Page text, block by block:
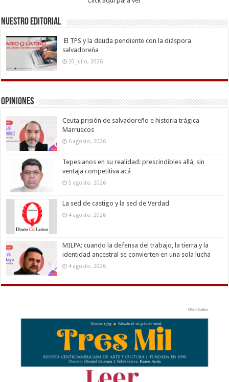
Nuestro Editorial
El TPS y la deuda pendiente con la diáspora
salvadoreña
20 julio, 2026
Opiniones
Ceuta prisión de salvadoreño e historia trágica
Marruecos
6 agosto, 2026
Tepesianos en su realidad: prescindibles allá, sin
ventaja competitiva acá
5 agosto, 2026
La sed de castigo y la sed de Verdad
4 agosto, 2026
MILPA: cuando la defensa del trabajo, la tierra y la
identidad ancestral se convierten en una sola lucha
4 agosto, 2026